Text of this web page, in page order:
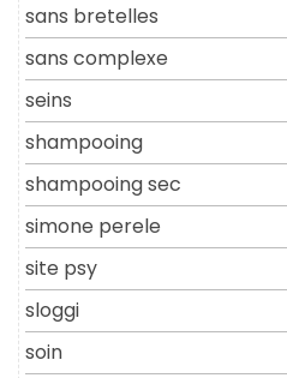
sans bretelles
sans complexe
seins
shampooing
shampooing sec
simone perele
site psy
sloggi
soin